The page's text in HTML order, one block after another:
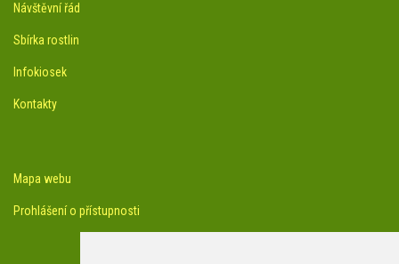
Návštěvní řád
Sbírka rostlin
Infokiosek
Kontakty
Mapa webu
Prohlášení o přístupnosti